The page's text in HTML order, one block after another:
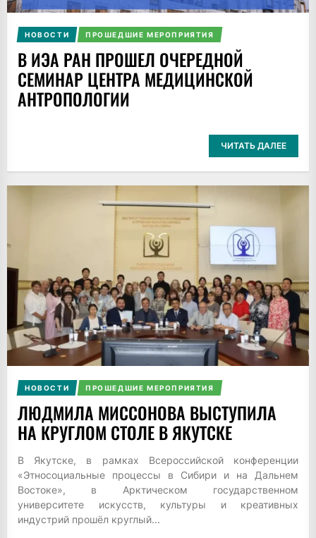
НОВОСТИ ПРОШЕДШИЕ МЕРОПРИЯТИЯ
В ИЭА РАН ПРОШЕЛ ОЧЕРЕДНОЙ
СЕМИНАР ЦЕНТРА МЕДИЦИНСКОЙ
АНТРОПОЛОГИИ
ЧИТАТЬ ДАЛЕЕ
НОВОСТИ ПРОШЕДШИЕ МЕРОПРИЯТИЯ
ЛЮДМИЛА МИССОНОВА ВЫСТУПИЛА
НА КРУГЛОМ СТОЛЕ В ЯКУТСКЕ
В Якутске, в рамках Всероссийской конференции
«Этносоциальные процессы в Сибири и на Дальнем
Востоке», в Арктическом государственном
университете искусств, культуры и креативных
индустрий прошёл круглый...